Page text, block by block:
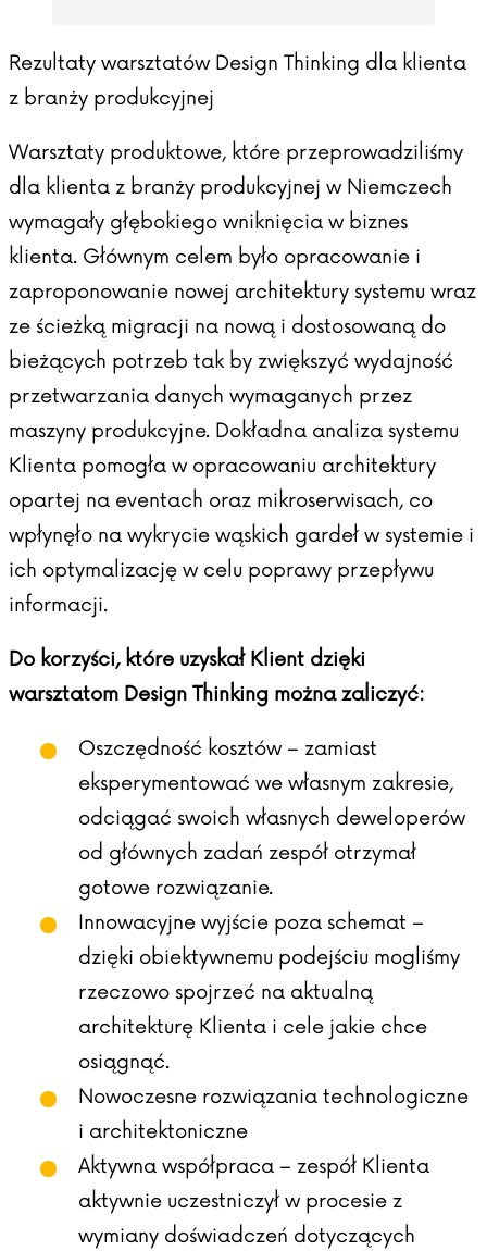
Rezultaty warsztatów Design Thinking dla klienta
z branży produkcyjnej
Warsztaty produktowe, które przeprowadziliśmy
dla klienta z branży produkcyjnej w Niemczech
wymagały głębokiego wniknięcia w biznes
klienta. Głównym celem było opracowanie i
zaproponowanie nowej architektury systemu wraz
ze ścieżką migracji na nową i dostosowaną do
bieżących potrzeb tak by zwiększyć wydajność
przetwarzania danych wymaganych przez
maszyny produkcyjne. Dokładna analiza systemu
Klienta pomogła w opracowaniu architektury
opartej na eventach oraz mikroserwisach, co
wpłynęło na wykrycie wąskich gardeł w systemie i
ich optymalizację w celu poprawy przepływu
informacji.
Do korzyści, które uzyskał Klient dzięki
warsztatom Design Thinking można zaliczyć:
Oszczędność kosztów – zamiast
eksperymentować we własnym zakresie,
odciągać swoich własnych deweloperów
od głównych zadań zespół otrzymał
gotowe rozwiązanie.
Innowacyjne wyjście poza schemat –
dzięki obiektywnemu podejściu mogliśmy
rzeczowo spojrzeć na aktualną
architekturę Klienta i cele jakie chce
osiągnąć.
Nowoczesne rozwiązania technologiczne
i architektoniczne
Aktywna współpraca – zespół Klienta
aktywnie uczestniczył w procesie z
wymiany doświadczeń dotyczących